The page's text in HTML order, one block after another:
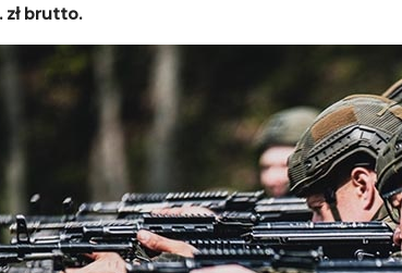
brutto.